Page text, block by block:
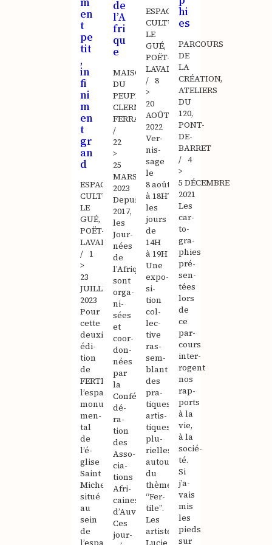
en
t
pe
tit
,
in
fi
ni
m
en
t
gr
an
d
ESPACE
CULTUREL
LE
GUÉ,
POËT-
LAVAL
/ 1
>
23
JUILLET
2023
Pour
cette
deuxième
édi­
tion
de
FERTILE,
l’espace
monu­
men­
tal
de
l’é­
glise
Saint
Michel
situé
au
sein
de
de
l’A
fri
qu
e
MAISON
DU
PEUPLE,
CLERMONT-
FERRAND
/
22
>
25
MARS
2023
Depuis
2017,
les
Jour­
nées
de
l’Afrique
sont
orga­
ni­
sées
et
coor­
don­
nées
par
la
Confé­
dé­
ra­
tion
des
Asso­
cia­
tions
Afri­
caines
d’Auvergne.
Ces
jour­
ESPACE
CULTUREL
LE
GUÉ,
POËT-
LAVAL
/ 8
>
20
AOÛT
2022
Ver­
nis­
sage
le
8 août
à 18HTous
les
jours
de
14H
à 19H
Une
expo­
si­
tion
col­
lec­
tive
ras­
sem­
blant
des
pra­
tiques
artis­
tiques
plu­
rielles
autour
du
thème
“Fer­
tile”.
Les
artistes :
hi
es
PARCOURS
DE
LA
CRÉATION,
ATELIERS
DU
120,
PONT-
DE-
BARRET
/ 4
>
5 DÉCEMBRE
2021
Les
car­
to­
gra­
phies
pré­
sen­
tées
lors
de
ce
par­
cours
inter­
rogent
nos
rap­
ports
à la
vie,
à la
socié­
té.
Si
j’a­
vais
mis
les
pieds
sur